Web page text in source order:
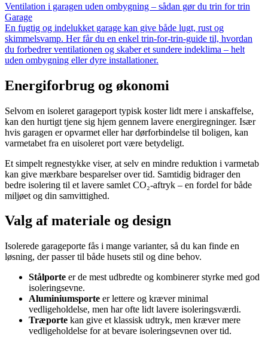
Ventilation i garagen uden ombygning – sådan gør du trin for trin
Garage
En fugtig og indelukket garage kan give både lugt, rust og
skimmelsvamp. Her får du en enkel trin-for-trin-guide til, hvordan
du forbedrer ventilationen og skaber et sundere indeklima – helt
uden ombygning eller dyre installationer.
Energiforbrug og økonomi
Selvom en isoleret garageport typisk koster lidt mere i anskaffelse,
kan den hurtigt tjene sig hjem gennem lavere energiregninger. Især
hvis garagen er opvarmet eller har dørforbindelse til boligen, kan
varmetabet fra en uisoleret port være betydeligt.
Et simpelt regnestykke viser, at selv en mindre reduktion i varmetab
kan give mærkbare besparelser over tid. Samtidig bidrager den
bedre isolering til et lavere samlet CO₂-aftryk – en fordel for både
miljøet og din samvittighed.
Valg af materiale og design
Isolerede garageporte fås i mange varianter, så du kan finde en
løsning, der passer til både husets stil og dine behov.
Stålporte er de mest udbredte og kombinerer styrke med god
isoleringsevne.
Aluminiumsporte er lettere og kræver minimal
vedligeholdelse, men har ofte lidt lavere isoleringsværdi.
Træporte kan give et klassisk udtryk, men kræver mere
vedligeholdelse for at bevare isoleringsevnen over tid.